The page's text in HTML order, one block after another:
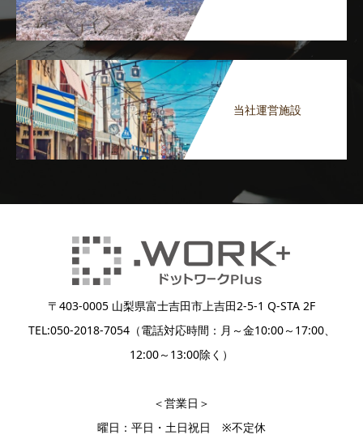
当社運営施設
〒403-0005 山梨県富士吉田市上吉田2-5-1 Q-STA 2F
TEL:050-2018-7054（電話対応時間：月～金10:00～17:00、
12:00～13:00除く）
＜営業日＞
曜日：平日・土日祝日 ※不定休